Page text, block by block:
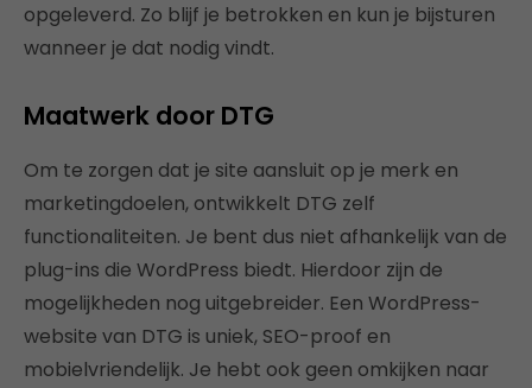
opgeleverd. Zo blijf je betrokken en kun je bijsturen
wanneer je dat nodig vindt.
Maatwerk door DTG
Om te zorgen dat je site aansluit op je merk en
marketingdoelen, ontwikkelt DTG zelf
functionaliteiten. Je bent dus niet afhankelijk van de
plug-ins die WordPress biedt. Hierdoor zijn de
mogelijkheden nog uitgebreider. Een WordPress-
website van DTG is uniek, SEO-proof en
mobielvriendelijk. Je hebt ook geen omkijken naar